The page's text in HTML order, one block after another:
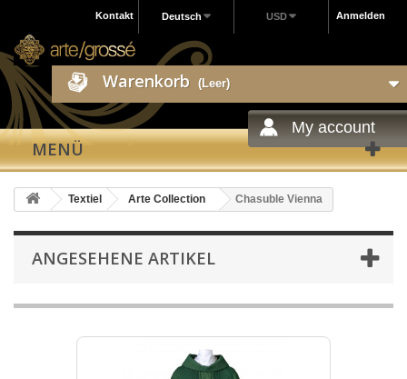
Anmelden
USD
Deutsch
Kontakt
Warenkorb (Leer)
My account
MENÜ
Textiel Arte Collection Chasuble Vienna
ANGESEHENE ARTIKEL